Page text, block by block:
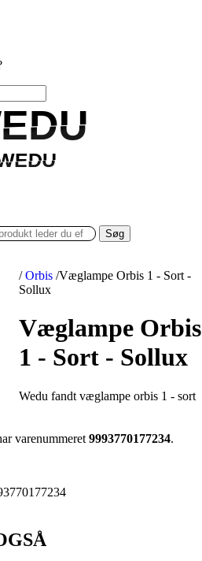
Søg
/ Orbis /Væglampe Orbis 1 - Sort -
Sollux
Væglampe Orbis
1 - Sort - Sollux
Wedu fandt væglampe orbis 1 - sort
varenummeret 9993770177234.